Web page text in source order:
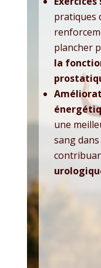
pratiques
plancher
la
une
sang